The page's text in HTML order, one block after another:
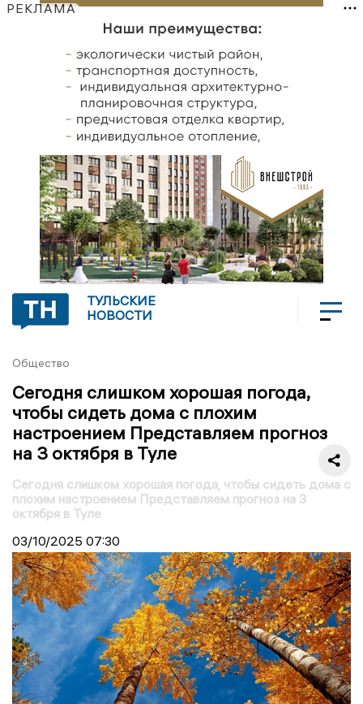
РЕКЛАМА
ТУЛЬСКИЕ
НОВОСТИ
Общество
Сегодня слишком хорошая погода,
чтобы сидеть дома с плохим
настроением Представляем прогноз
на 3 октября в Туле
Сегодня слишком хорошая погода, чтобы сидеть дома с
плохим настроением Представляем прогноз на 3
октября в Туле
03/10/2025 07:30